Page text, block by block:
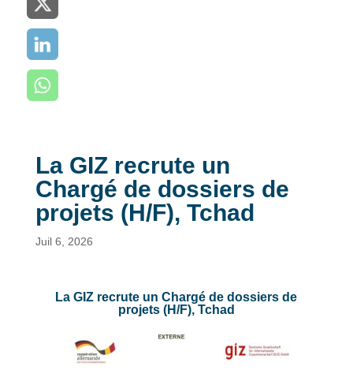
La GIZ recrute un
Chargé de dossiers de
projets (H/F), Tchad
Juil 6, 2026
La GIZ recrute un Chargé de dossiers de
projets (H/F), Tchad